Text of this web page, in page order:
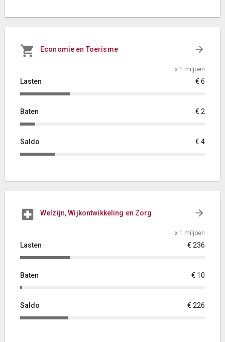
Economie en Toerisme
x 1 miljoen
Lasten € 6
Baten € 2
Saldo € 4
Welzijn, Wijkontwikkeling en Zorg
x 1 miljoen
Lasten € 236
Baten € 10
Saldo € 226